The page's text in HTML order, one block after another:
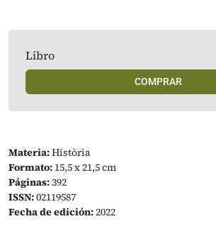
Materia:Història
Formato: 15,5 x 21,5 cm
Páginas:392
ISSN:02119587
Fecha de edición:2022
Libro
COMPRAR